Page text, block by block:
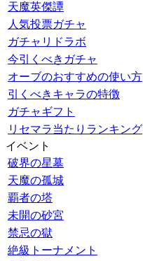
天魔英傑譚
人気投票ガチャ
ガチャリドラボ
今引くべきガチャ
オーブのおすすめの使い方
引くべきキャラの特徴
ガチャギフト
リセマラ当たりランキング
イベント
破界の星墓
天魔の孤城
覇者の塔
未開の砂宮
禁忌の獄
絶級トーナメント